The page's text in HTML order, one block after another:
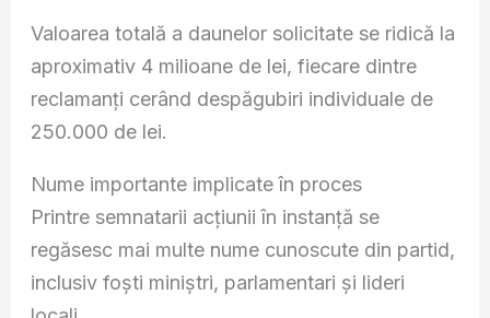
Valoarea totală a daunelor solicitate se ridică la
aproximativ 4 milioane de lei, fiecare dintre
reclamanți cerând despăgubiri individuale de
250.000 de lei.
Nume importante implicate în proces
Printre semnatarii acțiunii în instanță se
regăsesc mai multe nume cunoscute din partid,
inclusiv foști miniștri, parlamentari și lideri